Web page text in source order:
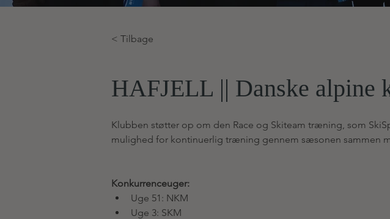
< Tilbage
HAFJELL || Danske alpine
Klubben støtter op om den Race og Skiteam træning, som
mulighed for kontinuerlig træning gennem sæsonen sammen
Konkurrenceuger:
Uge 51: NKM
Uge 3: SKM